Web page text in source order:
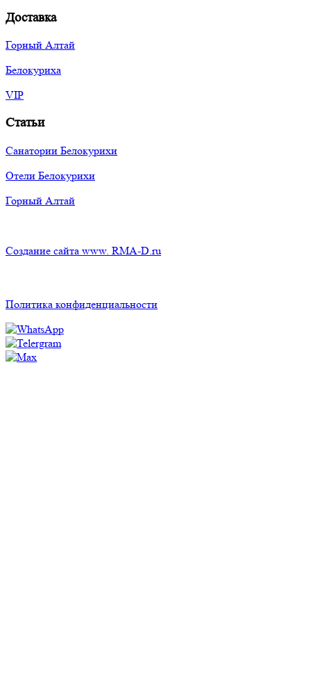
Доставка
Горный Алтай
Белокуриха
VIP
Статьи
Санатории Белокурихи
Отели Белокурихи
Горный Алтай
Создание сайта www. RMA-D.ru
Политика конфиденциальности